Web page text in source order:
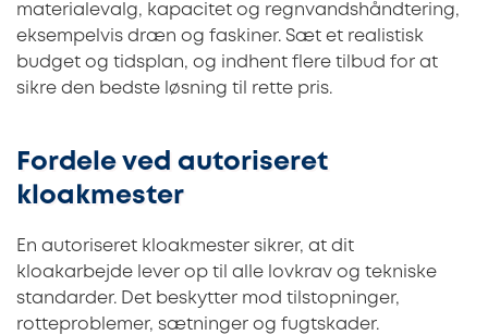
materialevalg, kapacitet og regnvandshåndtering,
eksempelvis dræn og faskiner. Sæt et realistisk
budget og tidsplan, og indhent flere tilbud for at
sikre den bedste løsning til rette pris.
Fordele ved autoriseret
kloakmester
En autoriseret kloakmester sikrer, at dit
kloakarbejde lever op til alle lovkrav og tekniske
standarder. Det beskytter mod tilstopninger,
rotteproblemer, sætninger og fugtskader.